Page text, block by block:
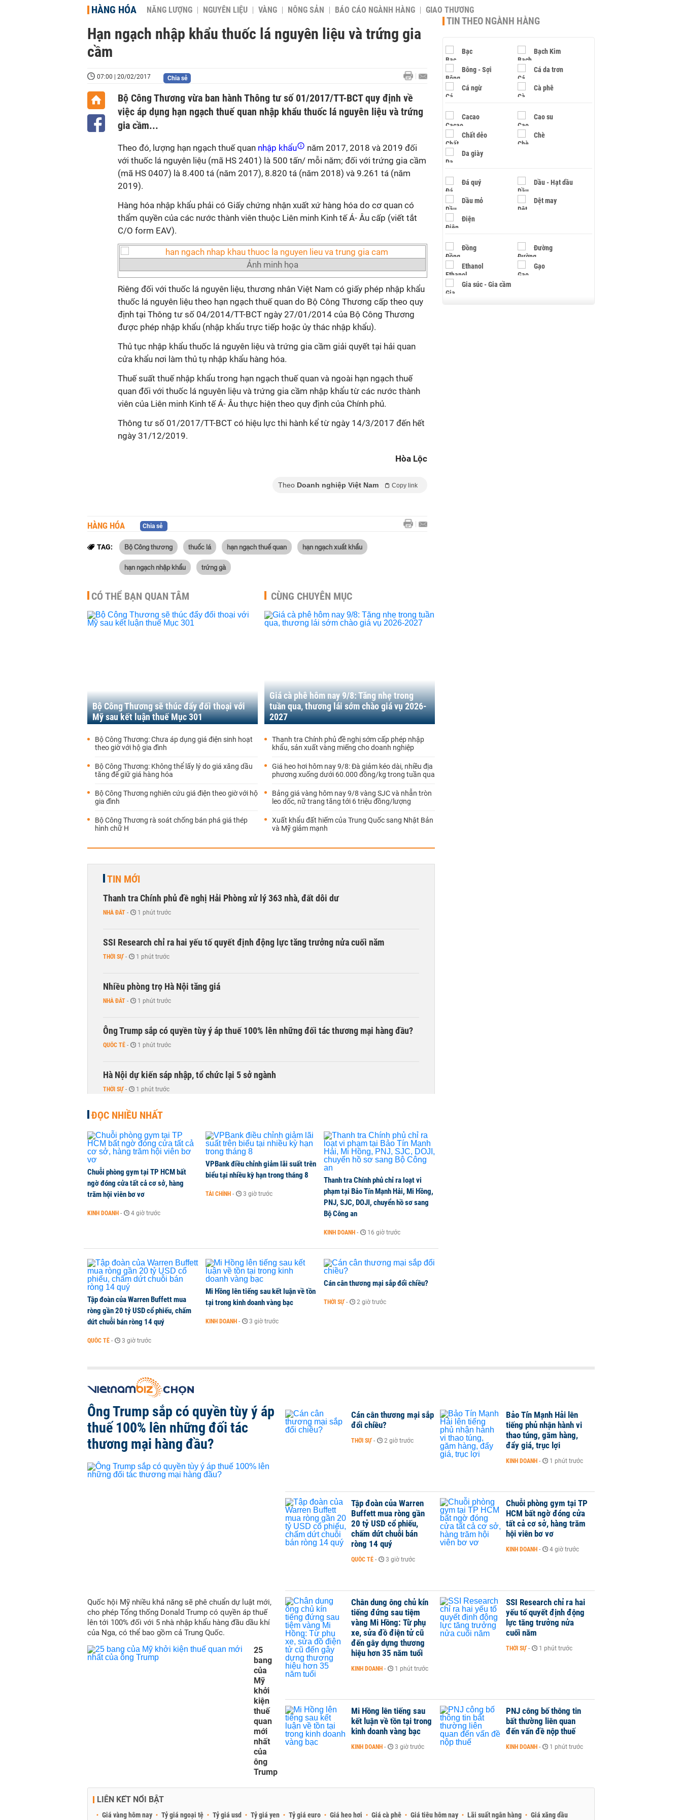
HÀNG HÓA NĂNG LƯỢNG NGUYÊN LIỆU VÀNG NÔNG SẢN BÁO CÁO NGÀNH HÀNG GIAO THƯƠNG
Hạn ngạch nhập khẩu thuốc lá nguyên liệu và trứng gia
cầm
07:00 | 20/02/2017 Chia sẻ
Bộ Công Thương vừa ban hành Thông tư số 01/2017/TT-BCT quy định về
việc áp dụng hạn ngạch thuế quan nhập khẩu thuốc lá nguyên liệu và trứng
gia cầm...
Theo đó, lượng hạn ngạch thuế quan nhập khẩu
năm 2017, 2018 và 2019 đối
với thuốc lá nguyên liệu (mã HS 2401) là 500 tấn/ mỗi năm; đối với trứng gia cầm
(mã HS 0407) là 8.400 tá (năm 2017), 8.820 tá (năm 2018) và 9.261 tá (năm
2019).
Hàng hóa nhập khẩu phải có Giấy chứng nhận xuất xứ hàng hóa do cơ quan có
thẩm quyền của các nước thành viên thuộc Liên minh Kinh tế Á- Âu cấp (viết tắt
C/O form EAV).
Ảnh minh họa
Riêng đối với thuốc lá nguyên liệu, thương nhân Việt Nam có giấy phép nhập khẩu
thuốc lá nguyên liệu theo hạn ngạch thuế quan do Bộ Công Thương cấp theo quy
định tại Thông tư số 04/2014/TT-BCT ngày 27/01/2014 của Bộ Công Thương
được phép nhập khẩu (nhập khẩu trực tiếp hoặc ủy thác nhập khẩu).
Thủ tục nhập khẩu thuốc lá nguyên liệu và trứng gia cầm giải quyết tại hải quan
cửa khẩu nơi làm thủ tụ nhập khẩu hàng hóa.
Thuế suất thuế nhập khẩu trong hạn ngạch thuế quan và ngoài hạn ngạch thuế
quan đối với thuốc lá nguyên liệu và trứng gia cầm nhập khẩu từ các nước thành
viên của Liên minh Kinh tế Á- Âu thực hiện theo quy định của Chính phủ.
Thông tư số 01/2017/TT-BCT có hiệu lực thi hành kể từ ngày 14/3/2017 đến hết
ngày 31/12/2019.
Hòa Lộc
Theo Doanh nghiệp Việt Nam Copy link
HÀNG HÓA Chia sẻ
TAG: Bộ Công thương thuốc lá hạn ngạch thuế quan hạn ngạch xuất khẩu
hạn ngạch nhập khẩu trứng gà
CÓ THỂ BẠN QUAN TÂM
Bộ Công Thương sẽ thúc đẩy đối thoại với
Mỹ sau kết luận thuế Mục 301
Bộ Công Thương: Chưa áp dụng giá điện sinh hoạt
theo giờ với hộ gia đình
Bộ Công Thương: Không thể lấy lý do giá xăng dầu
tăng để giữ giá hàng hóa
Bộ Công Thương nghiên cứu giá điện theo giờ với hộ
gia đình
Bộ Công Thương rà soát chống bán phá giá thép
hình chữ H
CÙNG CHUYÊN MỤC
Giá cà phê hôm nay 9/8: Tăng nhẹ trong
tuần qua, thương lái sớm chào giá vụ 2026-
2027
Thanh tra Chính phủ đề nghị sớm cấp phép nhập
khẩu, sản xuất vàng miếng cho doanh nghiệp
Giá heo hơi hôm nay 9/8: Đà giảm kéo dài, nhiều địa
phương xuống dưới 60.000 đồng/kg trong tuần qua
Bảng giá vàng hôm nay 9/8 vàng SJC và nhẫn tròn
leo dốc, nữ trang tăng tới 6 triệu đồng/lượng
Xuất khẩu đất hiếm của Trung Quốc sang Nhật Bản
và Mỹ giảm mạnh
TIN MỚI
Thanh tra Chính phủ đề nghị Hải Phòng xử lý 363 nhà, đất dôi dư
NHÀ ĐẤT - 1 phút trước
SSI Research chỉ ra hai yếu tố quyết định động lực tăng trưởng nửa cuối năm
THỜI SỰ - 1 phút trước
Nhiều phòng trọ Hà Nội tăng giá
NHÀ ĐẤT - 1 phút trước
Ông Trump sắp có quyền tùy ý áp thuế 100% lên những đối tác thương mại hàng đầu?
QUỐC TẾ - 1 phút trước
Hà Nội dự kiến sáp nhập, tổ chức lại 5 sở ngành
THỜI SỰ - 1 phút trước
ĐỌC NHIỀU NHẤT
Chuỗi phòng gym tại TP HCM bất
ngờ đóng cửa tất cả cơ sở, hàng
trăm hội viên bơ vơ
KINH DOANH - 4 giờ trước
VPBank điều chỉnh giảm lãi suất trên
biểu tại nhiều kỳ hạn trong tháng 8
TÀI CHÍNH - 3 giờ trước
Thanh tra Chính phủ chỉ ra loạt vi
phạm tại Bảo Tín Mạnh Hải, Mi Hồng,
PNJ, SJC, DOJI, chuyển hồ sơ sang
Bộ Công an
KINH DOANH - 16 giờ trước
Tập đoàn của Warren Buffett mua
ròng gần 20 tỷ USD cổ phiếu, chấm
dứt chuỗi bán ròng 14 quý
QUỐC TẾ - 3 giờ trước
Mi Hồng lên tiếng sau kết luận về tồn
tại trong kinh doanh vàng bạc
KINH DOANH - 3 giờ trước
Cán cân thương mại sắp đổi chiều?
THỜI SỰ - 2 giờ trước
TIN THEO NGÀNH HÀNG
Bạc Bạch Kim
Bông - Sợi Cá da trơn
Cá ngừ Cà phê
Cacao Cao su
Chất dẻo Chè
Da giày
Đá quý Dầu - Hạt dầu
Dầu mỏ Dệt may
Điện
Đồng Đường
Ethanol Gạo
Gia súc - Gia cầm
Ông Trump sắp có quyền tùy ý áp
thuế 100% lên những đối tác
thương mại hàng đầu?
Quốc hội Mỹ nhiều khả năng sẽ phê chuẩn dự luật mới,
cho phép Tổng thống Donald Trump có quyền áp thuế
lên tới 100% đối với 5 nhà nhập khẩu hàng đầu dầu khí
của Nga, có thể bao gồm cả Trung Quốc.
25
bang
của
Mỹ
khởi
kiện
thuế
quan
mới
nhất
của
ông
Trump
Cán cân thương mại sắp
đổi chiều?
THỜI SỰ - 2 giờ trước
Bảo Tín Mạnh Hải lên
tiếng phủ nhận hành vi
thao túng, găm hàng,
đẩy giá, trục lợi
KINH DOANH - 1 phút trước
Tập đoàn của Warren
Buffett mua ròng gần
20 tỷ USD cổ phiếu,
chấm dứt chuỗi bán
ròng 14 quý
QUỐC TẾ - 3 giờ trước
Chuỗi phòng gym tại TP
HCM bất ngờ đóng cửa
tất cả cơ sở, hàng trăm
hội viên bơ vơ
KINH DOANH - 4 giờ trước
Chân dung ông chủ kín
tiếng đứng sau tiệm
vàng Mi Hồng: Từ phụ
xe, sửa đồ điện tử cũ
đến gây dựng thương
hiệu hơn 35 năm tuổi
KINH DOANH - 1 phút trước
SSI Research chỉ ra hai
yếu tố quyết định động
lực tăng trưởng nửa
cuối năm
THỜI SỰ - 1 phút trước
Mi Hồng lên tiếng sau
kết luận về tồn tại trong
kinh doanh vàng bạc
KINH DOANH - 3 giờ trước
PNJ công bố thông tin
bất thường liên quan
đến vấn đề nộp thuế
KINH DOANH - 1 phút trước
LIÊN KẾT NỔI BẬT
Giá vàng hôm nay Tỷ giá ngoại tệ Tỷ giá usd Tỷ giá yen Tỷ giá euro Giá heo hơi Giá cà phê Giá tiêu hôm nay Lãi suất ngân hàng Giá xăng dầu